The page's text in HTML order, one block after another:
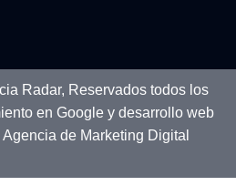
Radar, Reservados todos los
en Google y desarrollo web
de Marketing Digital